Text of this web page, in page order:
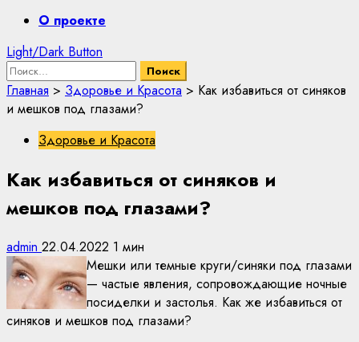
PrimaryО проекте
Light/Dark Button
Найти:
Главная > Здоровье и Красота > Как избавиться от синяков
и мешков под глазами?
Здоровье и Красота
Как избавиться от синяков и
мешков под глазами?
admin 22.04.2022 1 мин
Мешки или темные круги/синяки под глазами
— частые явления, сопровождающие ночные
посиделки и застолья. Как же избавиться от
синяков и мешков под глазами?